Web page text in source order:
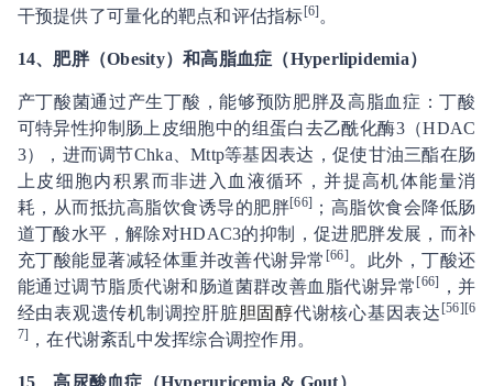
干预提供了可量化的靶点和评估指标[6] 。
14、 肥胖（Obesity）和高脂血症（Hyperlipidemia）
产丁酸菌通过产生丁酸，能够预防肥胖及高脂血症：丁酸
可特异性抑制肠上皮细胞中的组蛋白去乙酰化酶3（HDAC
3），进而调节Chka、Mttp等基因表达，促使甘油三酯在肠
上皮细胞内积累而非进入血液循环，并提高机体能量消
耗，从而抵抗高脂饮食诱导的肥胖[66] ；高脂饮食会降低肠
道丁酸水平，解除对HDAC3的抑制，促进肥胖发展，而补
充丁酸能显著减轻体重并改善代谢异常 [66] 。此外，丁酸还
能通过调节脂质代谢和肠道菌群改善血脂代谢异常 [66]
，并
经由表观遗传机制调控肝脏胆固醇代谢核心基因表达 [56][6
7] ，在代谢紊乱中发挥综合调控作用。
15、高尿酸血症（Hyperuricemia & Gout）